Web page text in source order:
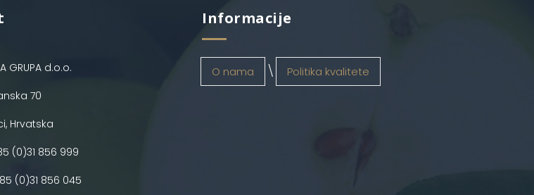
GRUPA d.o.o.
70
Hrvatska
(0)31 856 999
(0)31 856 045
Informacije
O nama Politika kvalitete